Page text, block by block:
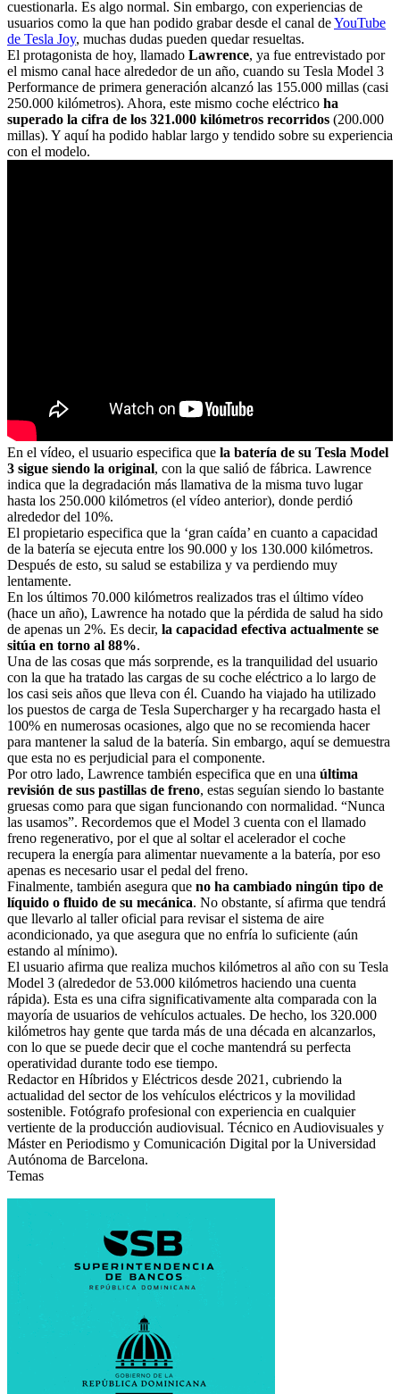
cuestionarla. Es algo normal. Sin embargo, con experiencias de
usuarios como la que han podido grabar desde el canal deYouTube
de Tesla Joy, muchas dudas pueden quedar resueltas.
El protagonista de hoy, llamado Lawrence, ya fue entrevistado por
el mismo canal hace alrededor de un año, cuando su Tesla Model 3
Performance de primera generación alcanzó las 155.000 millas (casi
250.000 kilómetros). Ahora, este mismo coche eléctrico ha
superado la cifra de los 321.000 kilómetros recorridos (200.000
millas). Y aquí ha podido hablar largo y tendido sobre su experiencia
con el modelo.
En el vídeo, el usuario especifica que la batería de su Tesla Model
3 sigue siendo la original, con la que salió de fábrica. Lawrence
indica que la degradación más llamativa de la misma tuvo lugar
hasta los 250.000 kilómetros (el vídeo anterior), donde perdió
alrededor del 10%.
El propietario especifica que la ‘gran caída’ en cuanto a capacidad
de la batería se ejecuta entre los 90.000 y los 130.000 kilómetros.
Después de esto, su salud se estabiliza y va perdiendo muy
lentamente.
En los últimos 70.000 kilómetros realizados tras el último vídeo
(hace un año), Lawrence ha notado que la pérdida de salud ha sido
de apenas un 2%. Es decir, la capacidad efectiva actualmente se
sitúa en torno al 88%.
Una de las cosas que más sorprende, es la tranquilidad del usuario
con la que ha tratado las cargas de su coche eléctrico a lo largo de
los casi seis años que lleva con él. Cuando ha viajado ha utilizado
los puestos de carga de Tesla Supercharger y ha recargado hasta el
100% en numerosas ocasiones, algo que no se recomienda hacer
para mantener la salud de la batería. Sin embargo, aquí se demuestra
que esta no es perjudicial para el componente.
Por otro lado, Lawrence también especifica que en una última
revisión de sus pastillas de freno, estas seguían siendo lo bastante
gruesas como para que sigan funcionando con normalidad. “Nunca
las usamos”. Recordemos que el Model 3 cuenta con el llamado
freno regenerativo, por el que al soltar el acelerador el coche
recupera la energía para alimentar nuevamente a la batería, por eso
apenas es necesario usar el pedal del freno.
Finalmente, también asegura que no ha cambiado ningún tipo de
líquido o fluido de su mecánica. No obstante, sí afirma que tendrá
que llevarlo al taller oficial para revisar el sistema de aire
acondicionado, ya que asegura que no enfría lo suficiente (aún
estando al mínimo).
El usuario afirma que realiza muchos kilómetros al año con su Tesla
Model 3 (alrededor de 53.000 kilómetros haciendo una cuenta
rápida). Esta es una cifra significativamente alta comparada con la
mayoría de usuarios de vehículos actuales. De hecho, los 320.000
kilómetros hay gente que tarda más de una década en alcanzarlos,
con lo que se puede decir que el coche mantendrá su perfecta
operatividad durante todo ese tiempo.
Redactor en Híbridos y Eléctricos desde 2021, cubriendo la
actualidad del sector de los vehículos eléctricos y la movilidad
sostenible. Fotógrafo profesional con experiencia en cualquier
vertiente de la producción audiovisual. Técnico en Audiovisuales y
Máster en Periodismo y Comunicación Digital por la Universidad
Autónoma de Barcelona.
Temas